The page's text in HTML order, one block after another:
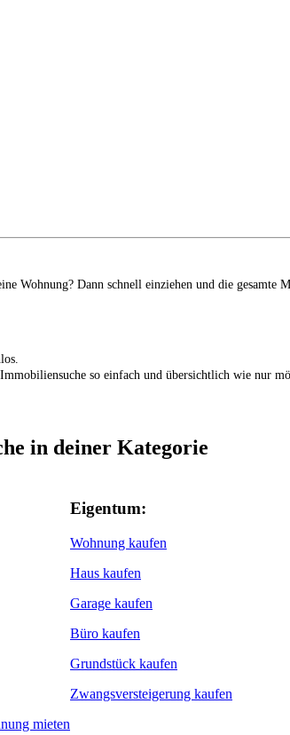
Wohnung? Dann schnell einziehen und die gesamte
so einfach und übersichtlich wie nur
in deiner Kategorie
mieten
Eigentum:
Wohnung kaufen
Haus kaufen
Garage kaufen
Büro kaufen
Grundstück kaufen
Zwangsversteigerung kaufen